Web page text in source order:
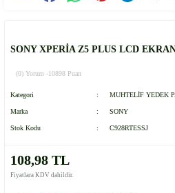
SONY XPERİA Z5 PLUS LCD
(0) Yorum -10898 Puan
Kategori MUHTELİF YEDEK
Marka SONY
Stok Kodu C928RTESSJ
108,98 TL
Fiyatlara KDV dahildir.